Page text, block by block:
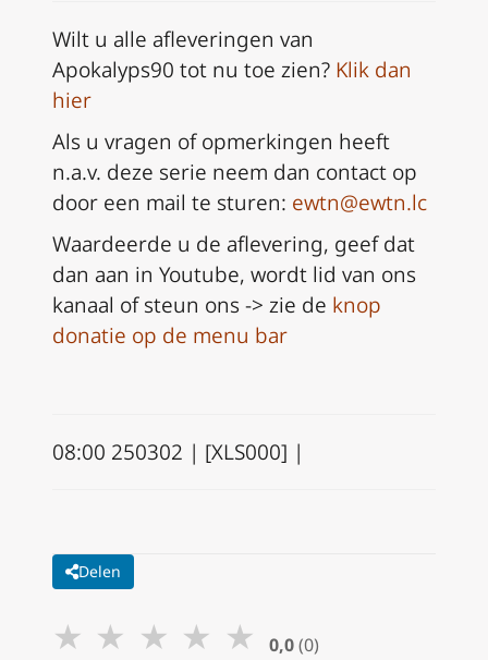
Wilt u alle afleveringen van
Apokalyps90 tot nu toe zien? Klik dan
hier
Als u vragen of opmerkingen heeft
n.a.v. deze serie neem dan contact op
door een mail te sturen: ewtn@ewtn.lc
Waardeerde u de aflevering, geef dat
dan aan in Youtube, wordt lid van ons
kanaal of steun ons -> zie de knop
donatie op de menu bar
08:00 250302 | [XLS000] |
Delen
★ ★ ★ ★ ★ 0,0 (0)